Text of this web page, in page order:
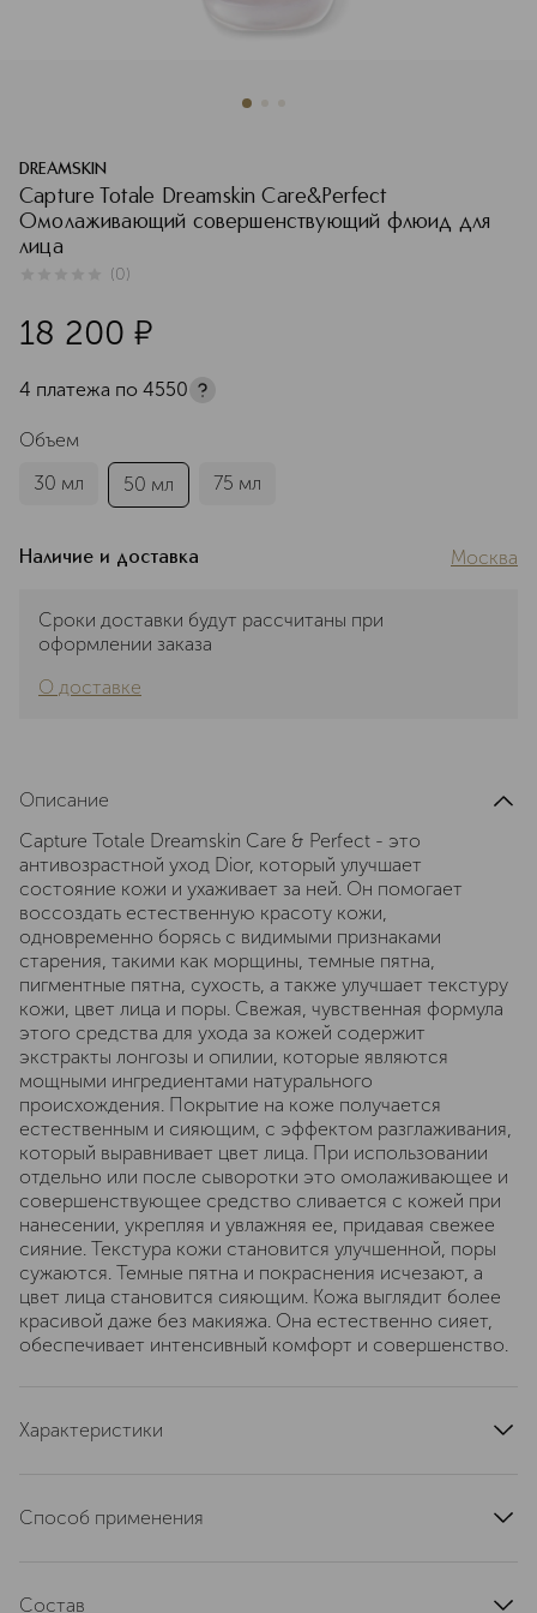
DREAMSKIN
Capture Totale Dreamskin Care&Perfect
Омолаживающий совершенствующий флюид для
лица
(0)
18 200 ¤
4 платежа по 4550
Объем
30 мл
50 мл 75 мл
Наличие и доставка Москва
Сроки доставки будут рассчитаны при
оформлении заказа
О доставке
Описание
Capture Totale Dreamskin Care & Perfect - это
антивозрастной уход Dior, который улучшает
состояние кожи и ухаживает за ней. Он помогает
воссоздать естественную красоту кожи,
одновременно борясь с видимыми признаками
старения, такими как морщины, темные пятна,
пигментные пятна, сухость, а также улучшает текстуру
кожи, цвет лица и поры. Свежая, чувственная формула
этого средства для ухода за кожей содержит
экстракты лонгозы и опилии, которые являются
мощными ингредиентами натурального
происхождения. Покрытие на коже получается
естественным и сияющим, с эффектом разглаживания,
который выравнивает цвет лица. При использовании
отдельно или после сыворотки это омолаживающее и
совершенствующее средство сливается с кожей при
нанесении, укрепляя и увлажняя ее, придавая свежее
сияние. Текстура кожи становится улучшенной, поры
сужаются. Темные пятна и покраснения исчезают, а
цвет лица становится сияющим. Кожа выглядит более
красивой даже без макияжа. Она естественно сияет,
обеспечивает интенсивный комфорт и совершенство.
Характеристики
Способ применения
Состав